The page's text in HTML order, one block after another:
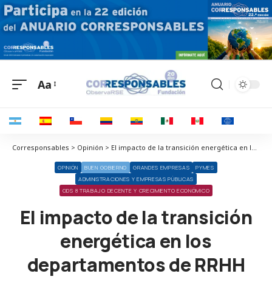
Aa
Corresponsables > Opinión > El impacto de la transición energética en los departamentos de RRHH
OPINIÓN BUEN GOBIERNO GRANDES EMPRESAS
PYMES
ADMINISTRACIONES Y EMPRESAS PÚBLICAS
ODS 8 TRABAJO DECENTE Y CRECIMIENTO ECONÓMICO
El impacto de la transición
energética en los
departamentos de RRHH